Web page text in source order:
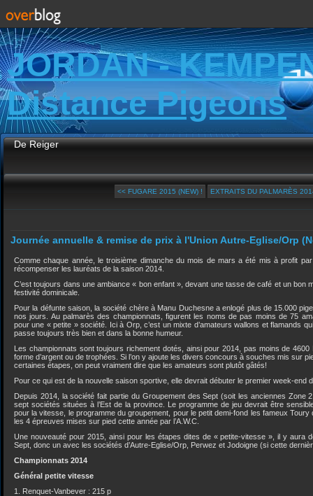
JORDAN -
Distance Pigeons
De Reiger
<< FUGARE 2015 (NEW) ! EXTRAITS DU PALMARÈS
Journée annuelle & remise de prix à l'Union Autre-Eglise/Orp
Comme chaque année, le troisième dimanche du mois de mars a été mis à profit
récompenser les lauréats de la saison 2014.
C’est toujours dans une ambiance « bon enfant », devant une tasse de café et un bon
festivité dominicale.
Pour la défunte saison, la société chère à Manu Duchesne a enlogé plus de 15.000
nos jours. Au palmarès des championnats, figurent les noms de pas moins de 75
pour une « petite » société. Ici à Orp, c’est un mixte d’amateurs wallons et flamands
passe toujours très bien et dans la bonne humeur.
Les championnats sont toujours richement dotés, ainsi pour 2014, pas moins de 4600
forme d’argent ou de trophées. Si l’on y ajoute les divers concours à souches mis sur
certaines étapes, on peut vraiment dire que les amateurs sont plutôt gâtés!
Pour ce qui est de la nouvelle saison sportive, elle devrait débuter le premier week-end
Depuis 2014, la société fait partie du Groupement des Sept (soit les anciennes Zone
sept sociétés situées à l’Est de la province. Le programme de jeu devrait être
pour la vitesse, le programme du groupement, pour le petit demi-fond les fameux
les 4 épreuves mises sur pied cette année par l’A.W.C.
Une nouveauté pour 2015, ainsi pour les étapes dites de « petite-vitesse », il y aura
Sept, donc un avec les sociétés d’Autre-Eglise/Orp, Perwez et Jodoigne (si cette
Championnats 2014
Général petite vitesse
1. Renquet-Vanbever : 215 p